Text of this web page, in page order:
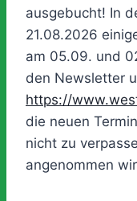
ausgebucht! In
21.08.2026
am 05.09. und
den Newsletter
https://
die neuen
nicht zu
angenommen